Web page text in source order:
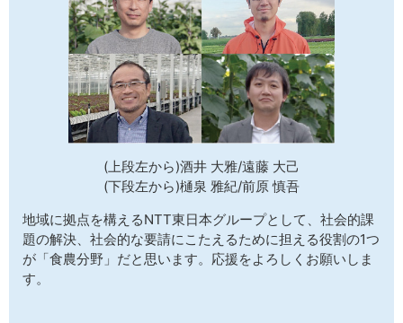
(上段左から)酒井 大雅/遠藤 大己
(下段左から)樋泉 雅紀/前原 慎吾
地域に拠点を構えるNTT東日本グループとして、社会的課
題の解決、社会的な要請にこたえるために担える役割の1つ
が「食農分野」だと思います。応援をよろしくお願いしま
す。